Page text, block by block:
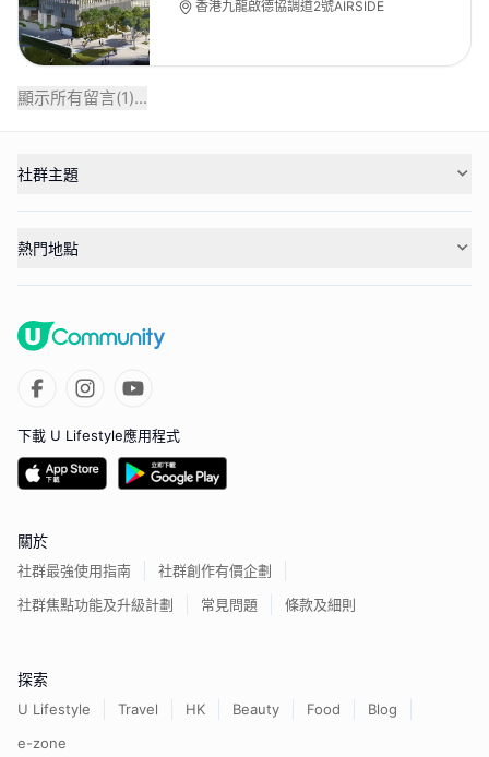
香港九龍啟德協調道2號AIRSIDE
顯示所有留言(1)...
社群主題
熱門地點
下載 U Lifestyle應用程式
關於
社群最強使用指南
社群創作有價企劃
社群焦點功能及升級計劃
常見問題 條款及細則
探索
U Lifestyle Travel HK Beauty Food
Blog
e-zone